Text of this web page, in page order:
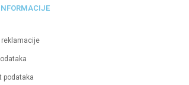
reklamacije
podataka